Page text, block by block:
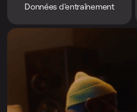
Données d'entraînement